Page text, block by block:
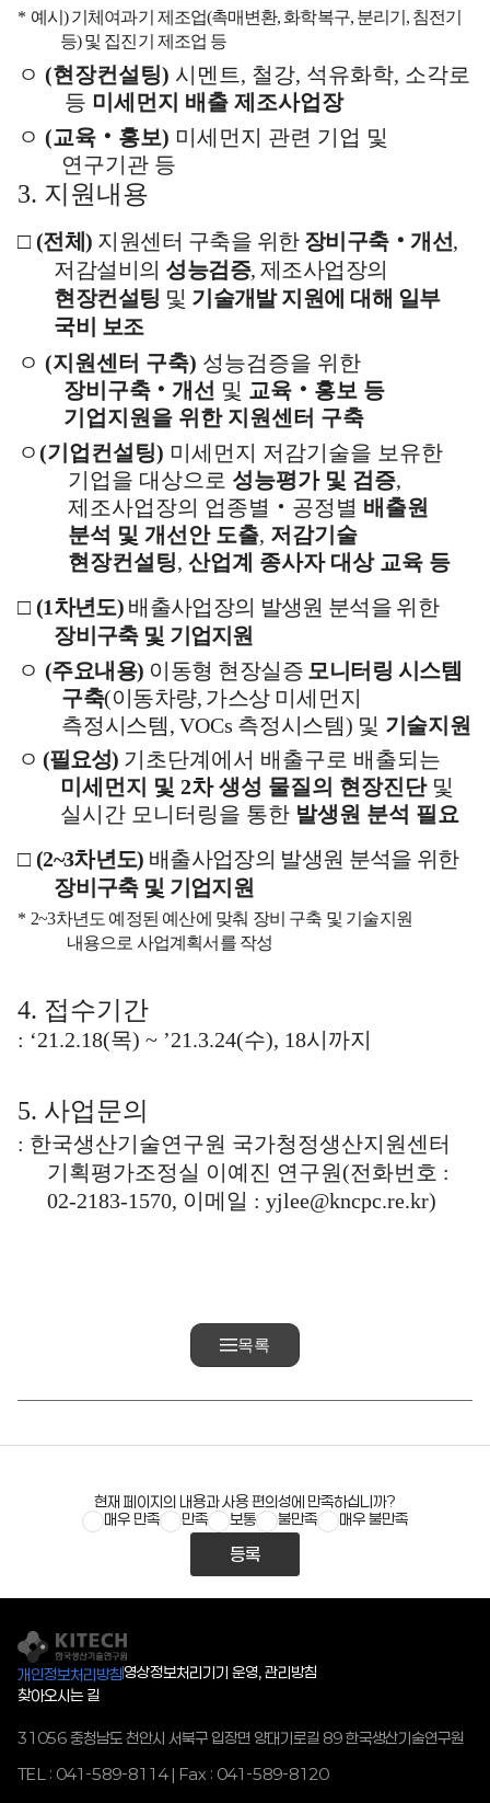
* 예시)기체여과기 제조업(촉매변환, 화학복구, 분리기 , 침전기
등)및 집진기 제조업 등
ㅇ (현장컨설팅) 시멘트, 철강, 석유화학, 소각로
등 미세먼지 배출 제조사업장
ㅇ (교육‧ 홍보) 미세먼지 관련 기업 및
연구기관 등
3. 지원내용
□ (전체) 지원센터 구축을 위한 장비구축‧개선,
저감설비의 성능검증, 제조사업장의
현장컨설팅 및 기술개발 지원에 대해 일부
국비 보조
ㅇ (지원센터 구축) 성능검증을 위한
장비 구축‧개선 및 교육‧ 홍보 등
기업지원을 위한 지원센터 구축
ㅇ (기업컨설팅) 미세먼지 저감기술을 보유한
기업을 대상으로 성능평가 및 검증,
제조사업장의 업종별 ‧ 공정별 배출원
분석 및 개선안 도출, 저감기술
현장컨설팅, 산업계 종사자 대상 교육 등
□ (1차년도) 배출사업장의 발생원 분석을 위한
장비구축 및 기업지원
ㅇ (주요내용) 이동형 현장실증 모니터링 시스템
구축(이동차량, 가스상 미세먼지
측정시스템, VOCs 측정시스템) 및 기술지원
ㅇ (필요성) 기초단계에서 배출구로 배출되는
미세먼지 및2차 생성 물질의 현장진단 및
실시간 모니터링을 통한 발생원 분석 필요
□ (2~3차년도) 배출사업장의 발생원 분석을 위한
장비구축 및 기업지원
* 2~3차년도 예정된 예산에 맞춰 장비 구축 및 기술지원
내용으로 사업계획서를 작성
4. 접수기간
: ‘21.2.18(목) ~ ’21.3.24(수), 18시까지
5. 사업문의
: 한국생산기술연구원 국가청정생산지원센터
기획평가조정실 이예진 연구원 (전화번호 :
02-2183-1570, 이메일 : yjlee@kncpc.re.kr)
목록
현재 페이지의 내용과 사용 편의성에 만족하십니까?
매우 만족
만족 보통 불만족 매우 불만족
등록
개인정보처리방침영상정보처리기기 운영, 관리방침
찾아오시는 길
31056 충청남도 천안시 서북구 입장면 양대기로길 89 한국생산기술연구원
TEL : 041-589-8114 | Fax : 041-589-8120